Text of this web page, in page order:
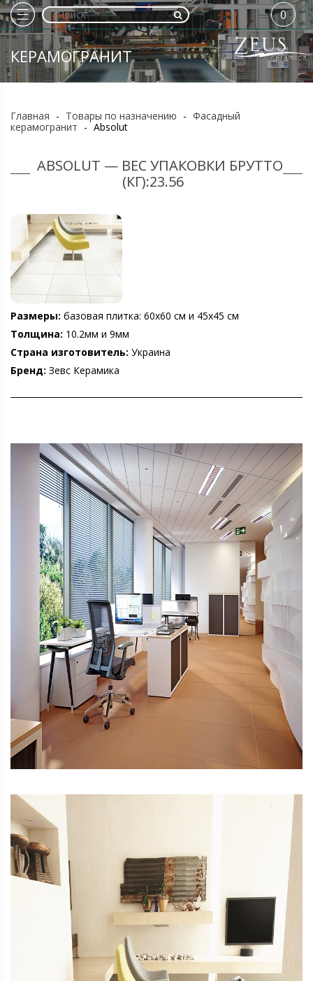
КЕРАМОГРАНИТ
0
Главная - Товары по назначению - Фасадный
керамогранит - Absolut
ABSOLUT — ВЕС УПАКОВКИ БРУТТО
(КГ):23.56
Размеры: базовая плитка: 60х60 см и 45х45 см
Толщина: 10.2мм и 9мм
Страна изготовитель: Украина
Бренд: Зевс Керамика